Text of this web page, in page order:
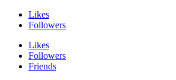
Likes
Followers
Likes
Followers
Friends